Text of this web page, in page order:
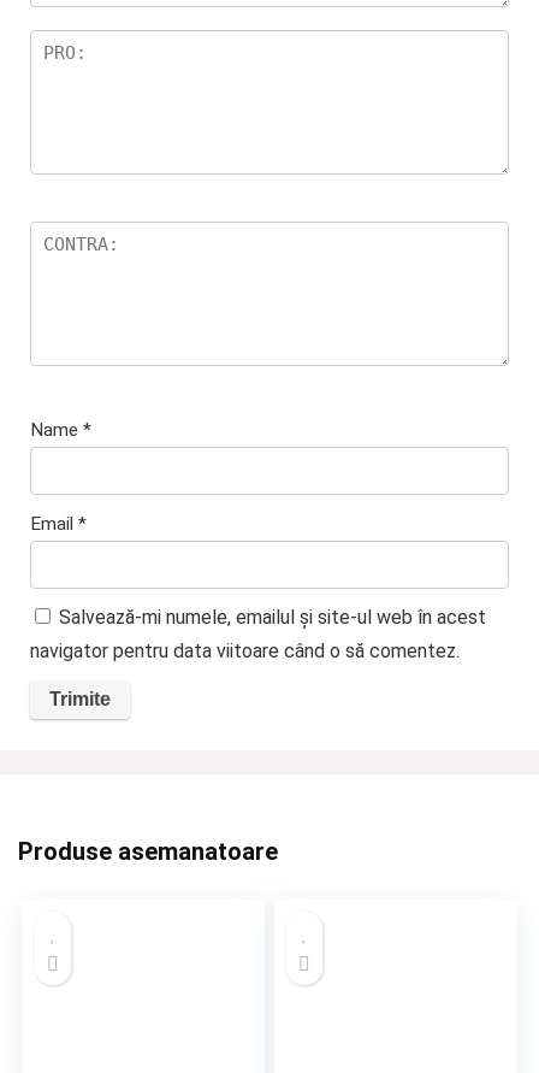
Name *
Email *
Salvează-mi numele, emailul și site-ul web în acest
navigator pentru data viitoare când o să comentez.
Produse asemanatoare